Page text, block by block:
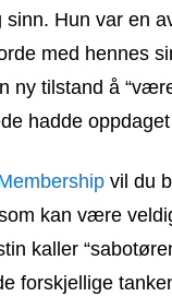
Hun var en
med hennes
ny tilstand å
hadde
vil du
kan være
kaller
forskjellige